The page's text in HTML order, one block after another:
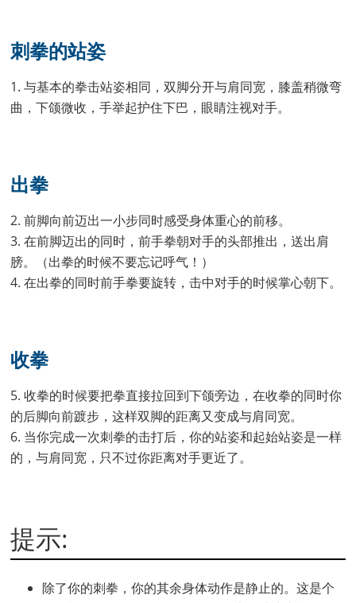
刺拳的站姿
1. 与基本的拳击站姿相同，双脚分开与肩同宽，膝盖稍微弯
曲，下颌微收，手举起护住下巴，眼睛注视对手。
出拳
2. 前脚向前迈出一小步同时感受身体重心的前移。
3. 在前脚迈出的同时，前手拳朝对手的头部推出，送出肩
膀。（出拳的时候不要忘记呼气！）
4. 在出拳的同时前手拳要旋转，击中对手的时候掌心朝下。
收拳
5. 收拳的时候要把拳直接拉回到下颌旁边，在收拳的同时你
的后脚向前踱步，这样双脚的距离又变成与肩同宽。
6. 当你完成一次刺拳的击打后，你的站姿和起始站姿是一样
的，与肩同宽，只不过你距离对手更近了。
提示:
除了你的刺拳，你的其余身体动作是静止的。这是个